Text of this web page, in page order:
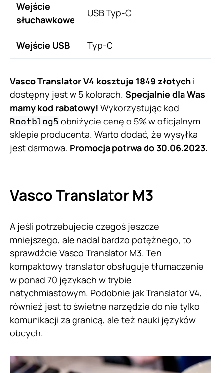
Wejście
słuchawkowe
USB Typ-C
Wejście USB Typ-C
Vasco Translator V4 kosztuje 1849 złotych i
dostępny jest w 5 kolorach. Specjalnie dla Was
mamy kod rabatowy! Wykorzystując kod
Rootblog5 obniżycie cenę o 5% w oficjalnym
sklepie producenta. Warto dodać, że wysyłka
jest darmowa. Promocja potrwa do 30.06.2023.
Vasco Translator M3
A jeśli potrzebujecie czegoś jeszcze
mniejszego, ale nadal bardzo potężnego, to
sprawdźcie Vasco Translator M3. Ten
kompaktowy translator obsługuje tłumaczenie
w ponad 70 językach w trybie
natychmiastowym. Podobnie jak Translator V4,
również jest to świetne narzędzie do nie tylko
komunikacji za granicą, ale też nauki języków
obcych.